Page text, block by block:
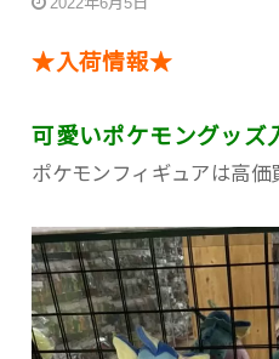
★入荷情報★
可愛いポケモングッズ
ポケモンフィギュアは高価